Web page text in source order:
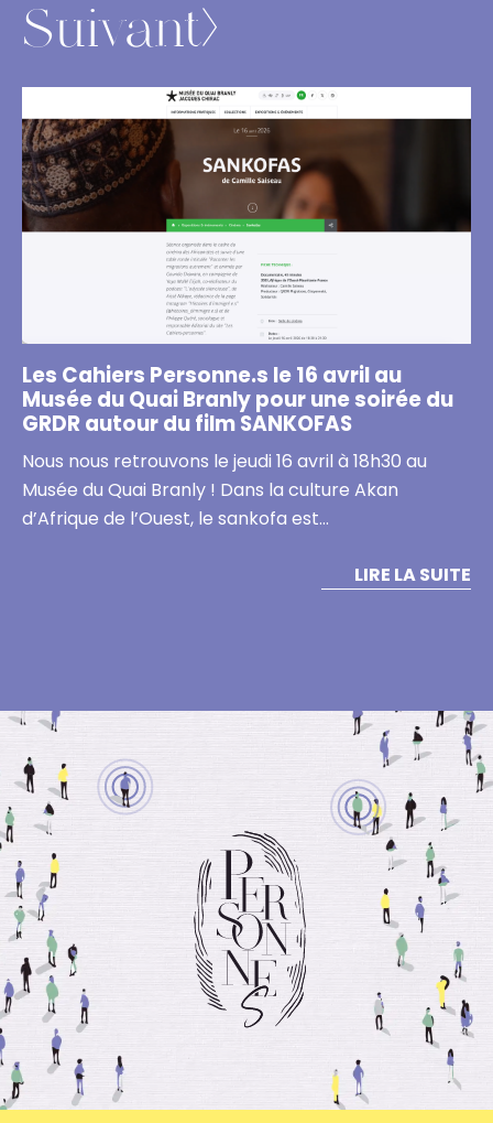
Suivant
Les Cahiers Personne.s le 16 avril au
Musée du Quai Branly pour une soirée du
GRDR autour du film SANKOFAS
Nous nous retrouvons le jeudi 16 avril à 18h30 au
Musée du Quai Branly ! Dans la culture Akan
d’Afrique de l’Ouest, le sankofa est…
LIRE LA SUITE